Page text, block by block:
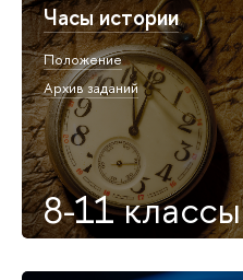
Часы истории
Положение
Архив заданий
8-11 классы